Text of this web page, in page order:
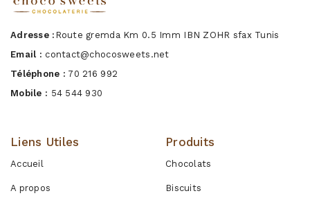
Adresse : Route gremda Km 0.5 Imm IBN ZOHR sfax Tunis
Email : contact@chocosweets.net
Téléphone : 70 216 992
Mobile : 54 544 930
Liens Utiles
Accueil
A propos
Produits
Chocolats
Biscuits